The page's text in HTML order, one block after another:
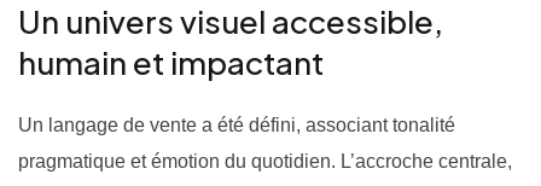
Un univers visuel accessible,
humain et impactant
Un langage de vente a été défini, associant tonalité
pragmatique et émotion du quotidien. L’accroche centrale,